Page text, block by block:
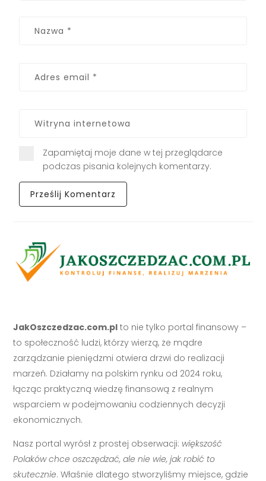
Zapamiętaj moje dane w tej przeglądarce
podczas pisania kolejnych komentarzy.
JakOszczedzac.com.pl to nie tylko portal finansowy –
to społeczność ludzi, którzy wierzą, że mądre
zarządzanie pieniędzmi otwiera drzwi do realizacji
marzeń. Działamy na polskim rynku od 2024 roku,
łącząc praktyczną wiedzę finansową z realnym
wsparciem w podejmowaniu codziennych decyzji
ekonomicznych.
Nasz portal wyrósł z prostej obserwacji: większość
Polaków chce oszczędzać, ale nie wie, jak robić to
skutecznie. Właśnie dlatego stworzyliśmy miejsce, gdzie